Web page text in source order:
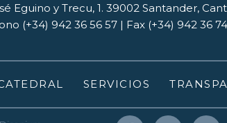
Eguino y Trecu, 1. 39002 Santander,
(+34) 942 36 56 57 | Fax (+34) 942 36
SERVICIOS